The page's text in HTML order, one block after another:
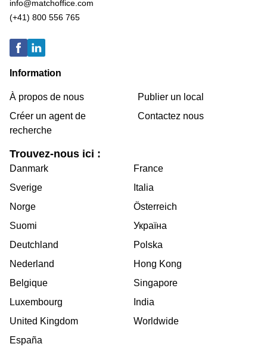
info@matchoffice.com
(+41) 800 556 765
Information
À propos de nous
Créer un agent de
recherche
Publier un local
Contactez nous
Trouvez-nous ici :
Danmark
Sverige
Norge
Suomi
Deutchland
Nederland
Belgique
Luxembourg
United Kingdom
España
France
Italia
Österreich
Україна
Polska
Hong Kong
Singapore
India
Worldwide